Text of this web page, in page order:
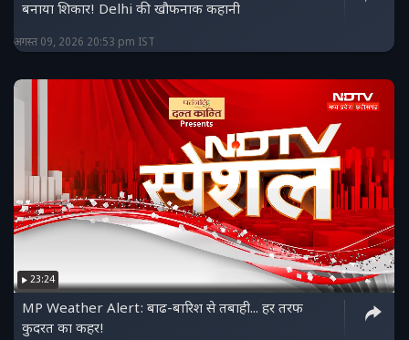
बनाया शिकार! Delhi की खौफनाक कहानी
अगस्त 09, 2026 20:53 pm IST
23:24
MP Weather Alert: बाढ-बारिश से तबाही... हर तरफ
कुदरत का कहर!